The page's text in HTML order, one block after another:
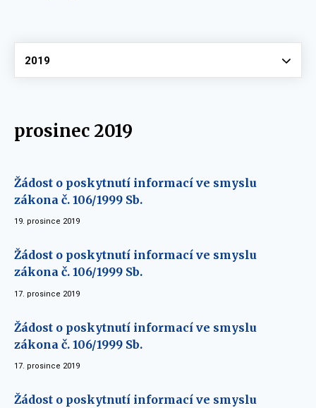
Vyberte
2019
prosinec 2019
Žádost o poskytnutí informací ve smyslu
zákona č. 106/1999 Sb.
19. prosince 2019
Žádost o poskytnutí informací ve smyslu
zákona č. 106/1999 Sb.
17. prosince 2019
Žádost o poskytnutí informací ve smyslu
zákona č. 106/1999 Sb.
17. prosince 2019
Žádost o poskytnutí informací ve smyslu